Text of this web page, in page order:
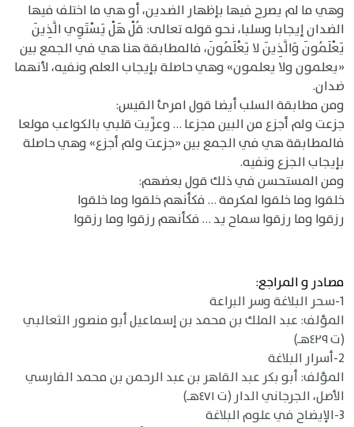
وهي ما لم يصرح فيها بإظهار الضدين، أو هي ما اختلف فيها
الضدان إيجابا وسلبا، نحو قوله تعالى: قُلْ هَلْ يَسْتَوِي الَّذِينَ
يَعْلَمُونَ وَالَّذِينَ لا يَعْلَمُونَ، فالمطابقة هنا هي في الجمع بين
«يعلمون ولا يعلمون» وهي حاصلة بإيجاب العلم ونفيه، لأنهما
ضدان.
ومن مطابقة السلب أيضا قول امرئ القيس:
جزعت ولم أجزع من البين مجزعا … وعزّيت قلبي بالكواعب مولعا
فالمطابقة هي في الجمع بين «جزعت ولم أجزع» وهي حاصلة
بإيجاب الجزع ونفيه.
ومن المستحسن في ذلك قول بعضهم:
خلقوا وما خلقوا لمكرمة … فكأنهم خلقوا وما خلقوا
رزقوا وما رزقوا سماح يد … فكأنهم رزقوا وما رزقوا
مصادر و المراجع:
1-سحر البلاغة وسر البراعة
المؤلف: عبد الملك بن محمد بن إسماعيل أبو منصور الثعالبي
(ت ٤٢٩هـ)
2-أسرار البلاغة
المؤلف: أبو بكر عبد القاهر بن عبد الرحمن بن محمد الفارسي
الأصل، الجرجاني الدار (ت ٤٧١هـ)
3-الإيضاح في علوم البلاغة